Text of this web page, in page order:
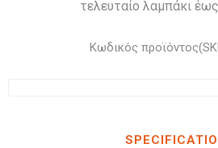
τελευταίο λαμπάκι
Κωδικός